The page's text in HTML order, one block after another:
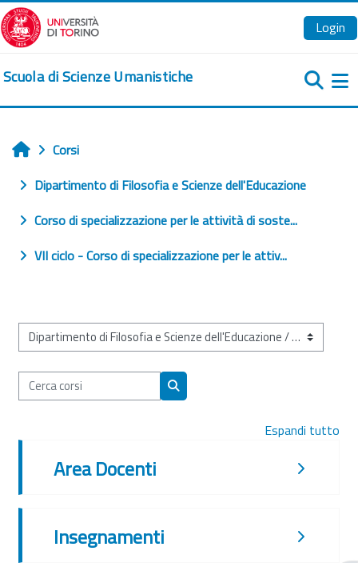
Vai al contenuto principale
Login
Scuola di Scienze Umanistiche
Home
Corsi
Dipartimento di Filosofia e Scienze dell'Educazione
Corso di specializzazione per le attività di soste...
VII ciclo - Corso di specializzazione per le attiv...
Categorie di corso
Cerca corsi
Cerca corsi
Espandi tutto
Area Docenti
Insegnamenti